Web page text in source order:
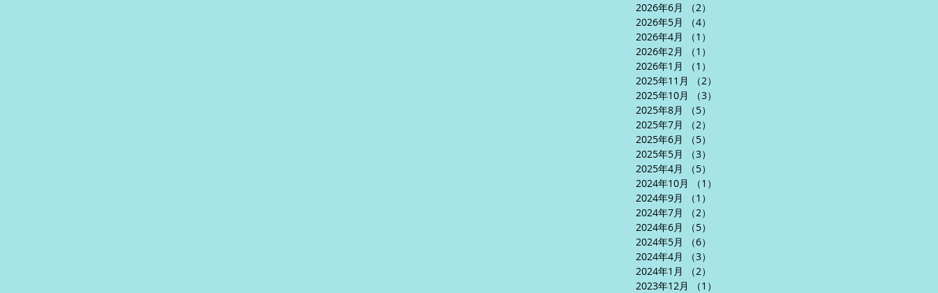
2026年6月
（2）
2026年5月
（4）
2026年4月
（1）
2026年2月
（1）
2026年1月
（1）
2025年11月
（2）
2025年10月
（3）
2025年8月
（5）
2025年7月
（2）
2025年6月
（5）
2025年5月
（3）
2025年4月
（5）
2024年10月
（1）
2024年9月
（1）
2024年7月
（2）
2024年6月
（5）
2024年5月
（6）
2024年4月
（3）
2024年1月
（2）
2023年12月
（1）